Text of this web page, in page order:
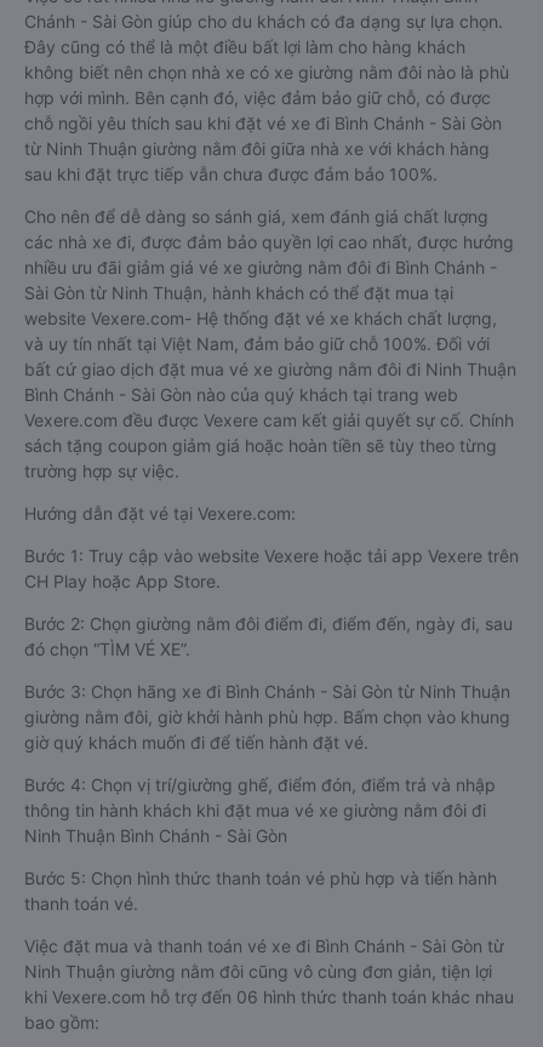
Chánh - Sài Gòn giúp cho du khách có đa dạng sự lựa chọn.
Đây cũng có thể là một điều bất lợi làm cho hàng khách
không biết nên chọn nhà xe có xe giường nằm đôi nào là phù
hợp với mình. Bên cạnh đó, việc đảm bảo giữ chỗ, có được
chỗ ngồi yêu thích sau khi đặt vé xe đi Bình Chánh - Sài Gòn
từ Ninh Thuận giường nằm đôi giữa nhà xe với khách hàng
sau khi đặt trực tiếp vẫn chưa được đảm bảo 100%.
Cho nên để dễ dàng so sánh giá, xem đánh giá chất lượng
các nhà xe đi, được đảm bảo quyền lợi cao nhất, được hưởng
nhiều ưu đãi giảm giá vé xe giường nằm đôi đi Bình Chánh -
Sài Gòn từ Ninh Thuận, hành khách có thể đặt mua tại
website Vexere.com- Hệ thống đặt vé xe khách chất lượng,
và uy tín nhất tại Việt Nam, đảm bảo giữ chỗ 100%. Đối với
bất cứ giao dịch đặt mua vé xe giường nằm đôi đi Ninh Thuận
Bình Chánh - Sài Gòn nào của quý khách tại trang web
Vexere.com đều được Vexere cam kết giải quyết sự cố. Chính
sách tặng coupon giảm giá hoặc hoàn tiền sẽ tùy theo từng
trường hợp sự việc.
Hướng dẫn đặt vé tại Vexere.com:
Bước 1: Truy cập vào website Vexere hoặc tải app Vexere trên
CH Play hoặc App Store.
Bước 2: Chọn giường nằm đôi điểm đi, điểm đến, ngày đi, sau
đó chọn “TÌM VÉ XE”.
Bước 3: Chọn hãng xe đi Bình Chánh - Sài Gòn từ Ninh Thuận
giường nằm đôi, giờ khởi hành phù hợp. Bấm chọn vào khung
giờ quý khách muốn đi để tiến hành đặt vé.
Bước 4: Chọn vị trí/giường ghế, điểm đón, điểm trả và nhập
thông tin hành khách khi đặt mua vé xe giường nằm đôi đi
Ninh Thuận Bình Chánh - Sài Gòn
Bước 5: Chọn hình thức thanh toán vé phù hợp và tiến hành
thanh toán vé.
Việc đặt mua và thanh toán vé xe đi Bình Chánh - Sài Gòn từ
Ninh Thuận giường nằm đôi cũng vô cùng đơn giản, tiện lợi
khi Vexere.com hỗ trợ đến 06 hình thức thanh toán khác nhau
bao gồm: